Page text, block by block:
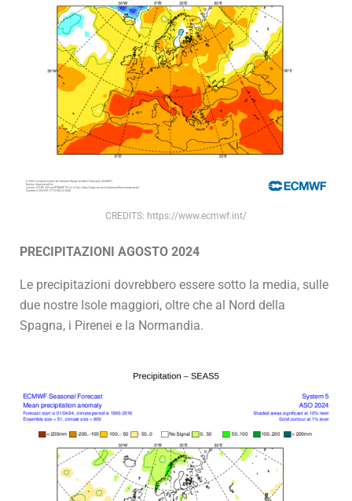
CREDITS: https://www.ecmwf.int/
PRECIPITAZIONI AGOSTO 2024
Le precipitazioni dovrebbero essere sotto la media, sulle
due nostre Isole maggiori, oltre che al Nord della
Spagna, i Pirenei e la Normandia.